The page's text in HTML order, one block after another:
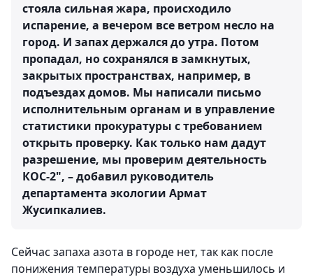
стояла сильная жара, происходило
испарение, а вечером все ветром несло на
город. И запах держался до утра. Потом
пропадал, но сохранялся в замкнутых,
закрытых пространствах, например, в
подъездах домов. Мы написали письмо
исполнительным органам и в управление
статистики прокуратуры с требованием
открыть проверку. Как только нам дадут
разрешение, мы проверим деятельность
КОС-2", – добавил руководитель
департамента экологии Армат
Жусипкалиев.
Сейчас запаха азота в городе нет, так как после
понижения температуры воздуха уменьшилось и